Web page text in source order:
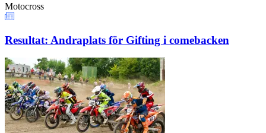
Motocross
Resultat: Andraplats för Gifting i comebacken